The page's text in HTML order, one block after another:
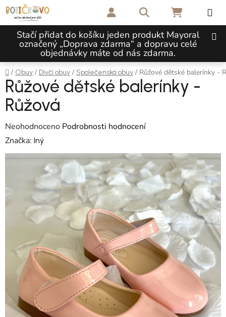
Přejít na obsah
Stačí přidat do košíku jeden produkt Mayoral
označený „Doprava zdarma“ a dopravu celé
objednávky máte od nás zdarma.
Hledat NÁKUPNÍ
Domů
/ Obuv / Dívčí obuv / Společenská obuv / Růžové dětské balerínky -
Růžové dětské balerínky -
Růžová
Průměrné hodnocení produktu je 0,0 z 5 hvězdiček.
Neohodnoceno Podrobnosti hodnocení
Značka: Iný